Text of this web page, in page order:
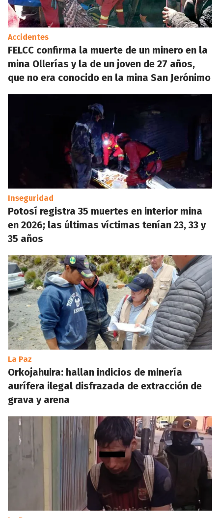
Accidentes
FELCC confirma la muerte de un minero en la
mina Ollerías y la de un joven de 27 años,
que no era conocido en la mina San Jerónimo
Inseguridad
Potosí registra 35 muertes en interior mina
en 2026; las últimas víctimas tenían 23, 33 y
35 años
La Paz
Orkojahuira: hallan indicios de minería
aurífera ilegal disfrazada de extracción de
grava y arena